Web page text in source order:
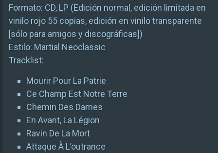
Formato: CD, LP (Edición normal, edición limitada en
vinilo rojo 55 copias, edición en vinilo transparente
[sólo para amigos y discográficas])
Estilo: Martial Neoclassic
Tracklist:
Mourir Pour La Patrie
Ce Champ Est Notre Terre
Chemin Des Dames
En Avant, La Légion
Ravin De La Mort
Attaque À L’outrance